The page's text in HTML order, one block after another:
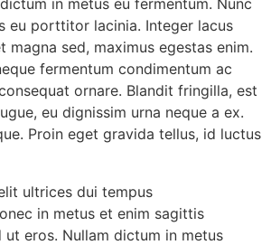
eu porttitor lacinia. Integer lacus
magna sed, maximus egestas enim.
fermentum condimentum ac
ornare. Blandit fringilla, est
eu dignissim urna neque a ex.
Proin eget gravida tellus, id luctus
ultrices dui tempus
in metus et enim sagittis
ut eros. Nullam dictum in metus